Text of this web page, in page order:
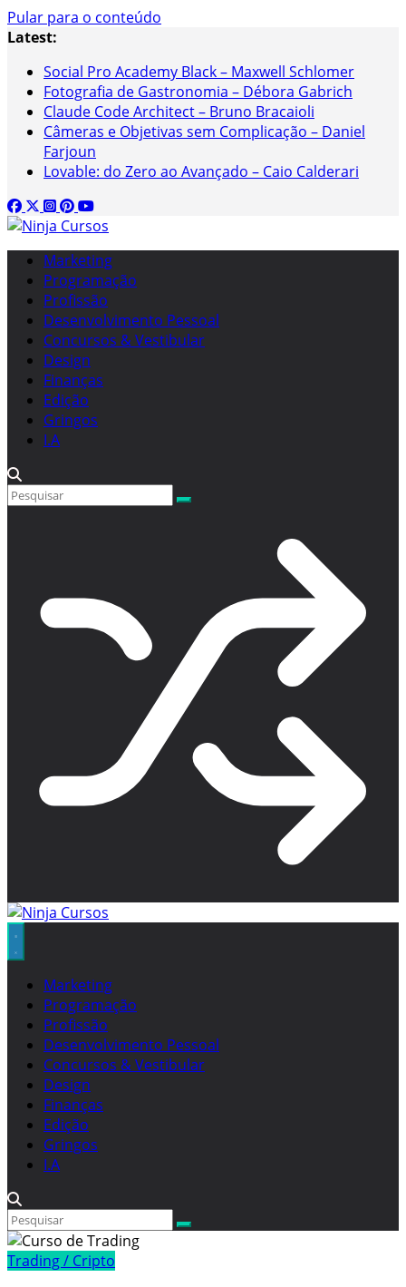
Pular para o conteúdo
Latest:
Social Pro Academy Black – Maxwell Schlomer
Fotografia de Gastronomia – Débora Gabrich
Claude Code Architect – Bruno Bracaioli
Câmeras e Objetivas sem Complicação – Daniel
Farjoun
Lovable: do Zero ao Avançado – Caio Calderari
Marketing
Programação
Profissão
Desenvolvimento Pessoal
Concursos & Vestibular
Design
Finanças
Edição
Gringos
I.A
Marketing
Programação
Profissão
Desenvolvimento Pessoal
Concursos & Vestibular
Design
Finanças
Edição
Gringos
I.A
Trading / Cripto